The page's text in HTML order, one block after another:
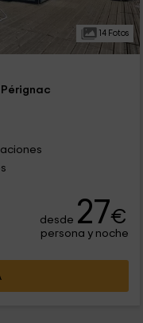
14 Fotos
desde 27€
persona y noche